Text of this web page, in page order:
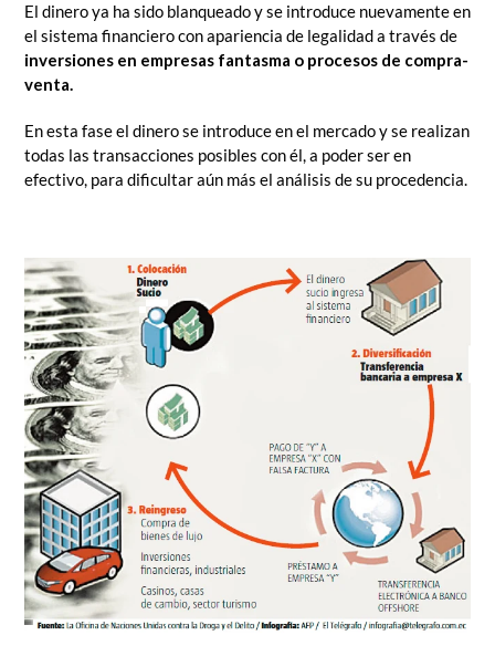
El dinero ya ha sido blanqueado y se introduce nuevamente en
el sistema financiero con apariencia de legalidad a través de
inversiones en empresas fantasma o procesos de compra-
venta.
En esta fase el dinero se introduce en el mercado y se realizan
todas las transacciones posibles con él, a poder ser en
efectivo, para dificultar aún más el análisis de su procedencia.